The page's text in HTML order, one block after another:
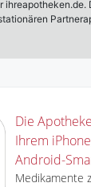
Die
Ihrem
Android-
Medikamente